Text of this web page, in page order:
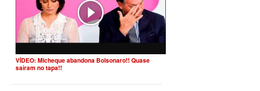
VÍDEO: Micheque abandona Bolsonaro!! Quase
saíram no tapa!!